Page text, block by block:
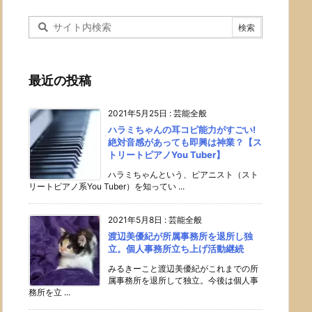
最近の投稿
2021年5月25日 : 芸能全般
ハラミちゃんの耳コピ能力がすごい!
絶対音感があっても即興は神業？【ス
トリートピアノYou Tuber】
ハラミちゃんという、ピアニスト（スト
リートピアノ系You Tuber）を知ってい ...
2021年5月8日 : 芸能全般
渡辺美優紀が所属事務所を退所し独
立。個人事務所立ち上げ活動継続
みるきーこと渡辺美優紀がこれまでの所
属事務所を退所して独立。今後は個人事
務所を立 ...